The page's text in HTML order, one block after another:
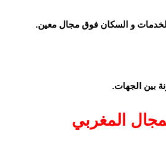
و السكان فوق مجال معين.
بين الجهات.
المغربي